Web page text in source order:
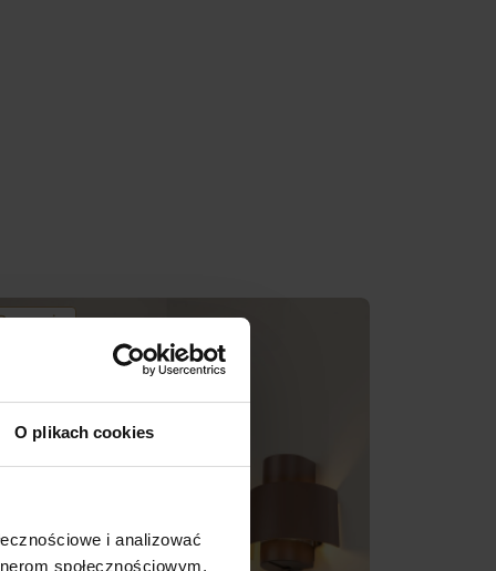
O plikach cookies
i analizować
społecznościowym,